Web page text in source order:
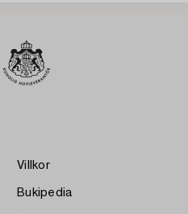
Villkor
Bukipedia